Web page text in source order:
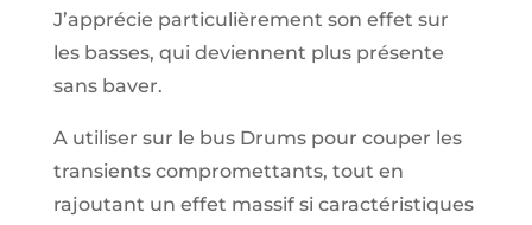
J’apprécie particulièrement son effet sur
les basses, qui deviennent plus présente
sans baver.
A utiliser sur le bus Drums pour couper les
transients compromettants, tout en
rajoutant un effet massif si caractéristiques